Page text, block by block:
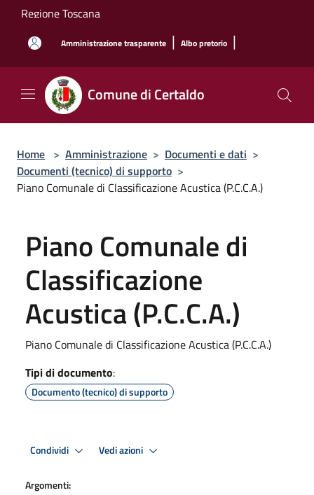
Salta al contenuto principale
Regione Toscana
Amministrazione trasparente | Albo pretorio |
Comune di Certaldo
Home > Amministrazione > Documenti e dati >
Documenti (tecnico) di supporto >
Piano Comunale di Classificazione Acustica (P.C.C.A.)
Piano Comunale di
Classificazione
Acustica (P.C.C.A.)
Piano Comunale di Classificazione Acustica (P.C.C.A.)
Tipi di documento:
Documento (tecnico) di supporto
Condividi Vedi azioni
Argomenti: